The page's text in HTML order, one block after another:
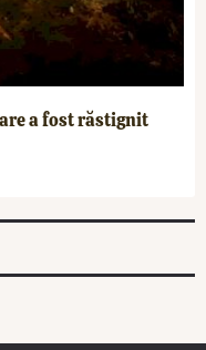
a fost răstignit